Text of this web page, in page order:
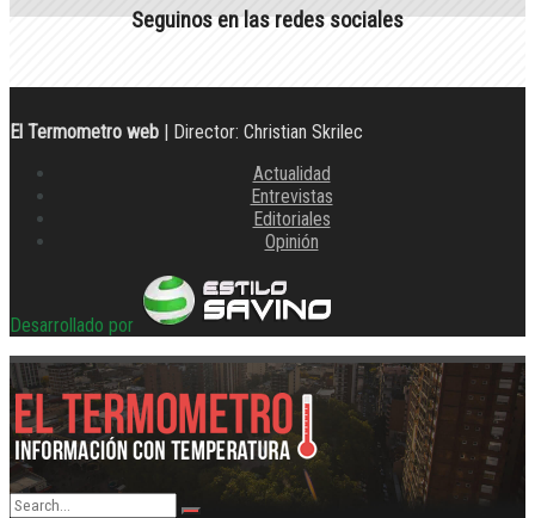
Seguinos en las redes sociales
El Termometro web | Director: Christian Skrilec
Actualidad
Entrevistas
Editoriales
Opinión
Desarrollado por